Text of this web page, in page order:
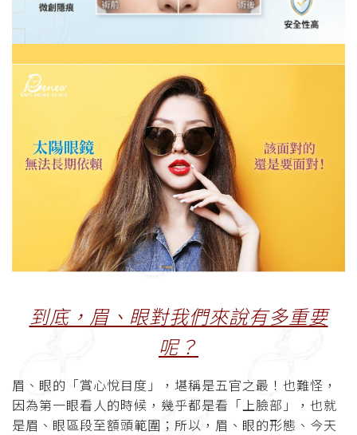
到底，眉、眼對我們來說有多重要
呢？
眉、眼的「賞心悅目度」，堪稱是五官之最！也難怪，
因為第一眼看人的時候，幾乎都是看「上臉部」，也就
是眉、眼區段至額頭範圍；所以，眉、眼的形態、今天